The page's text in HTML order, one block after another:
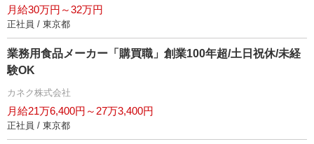
月給30万円～32万円
正社員 / 東京都
業務用食品メーカー「購買職」創業100年超/土日祝休/未経
験OK
カネク株式会社
月給21万6,400円～27万3,400円
正社員 / 東京都